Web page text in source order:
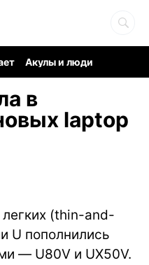
Акулы и люди
в
laptop
(thin-and-
U пополнились
— U80V и UX50V.